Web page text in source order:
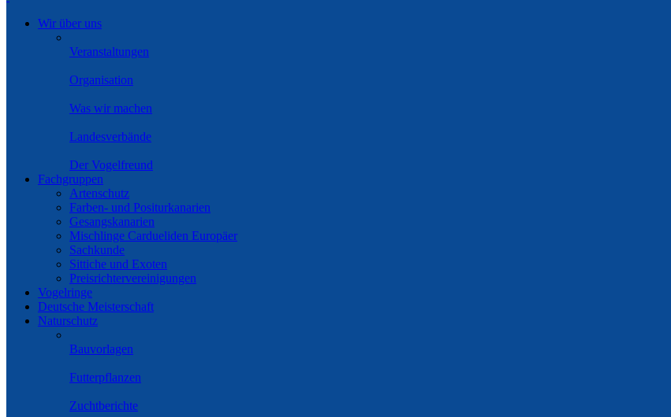
Wir über uns
Veranstaltungen
Organisation
Was wir machen
Landesverbände
Der Vogelfreund
Fachgruppen
Artenschutz
Farben- und Positurkanarien
Gesangskanarien
Mischlinge Cardueliden Europäer
Sachkunde
Sittiche und Exoten
Preisrichtervereinigungen
Vogelringe
Deutsche Meisterschaft
Naturschutz
Bauvorlagen
Futterpflanzen
Zuchtberichte